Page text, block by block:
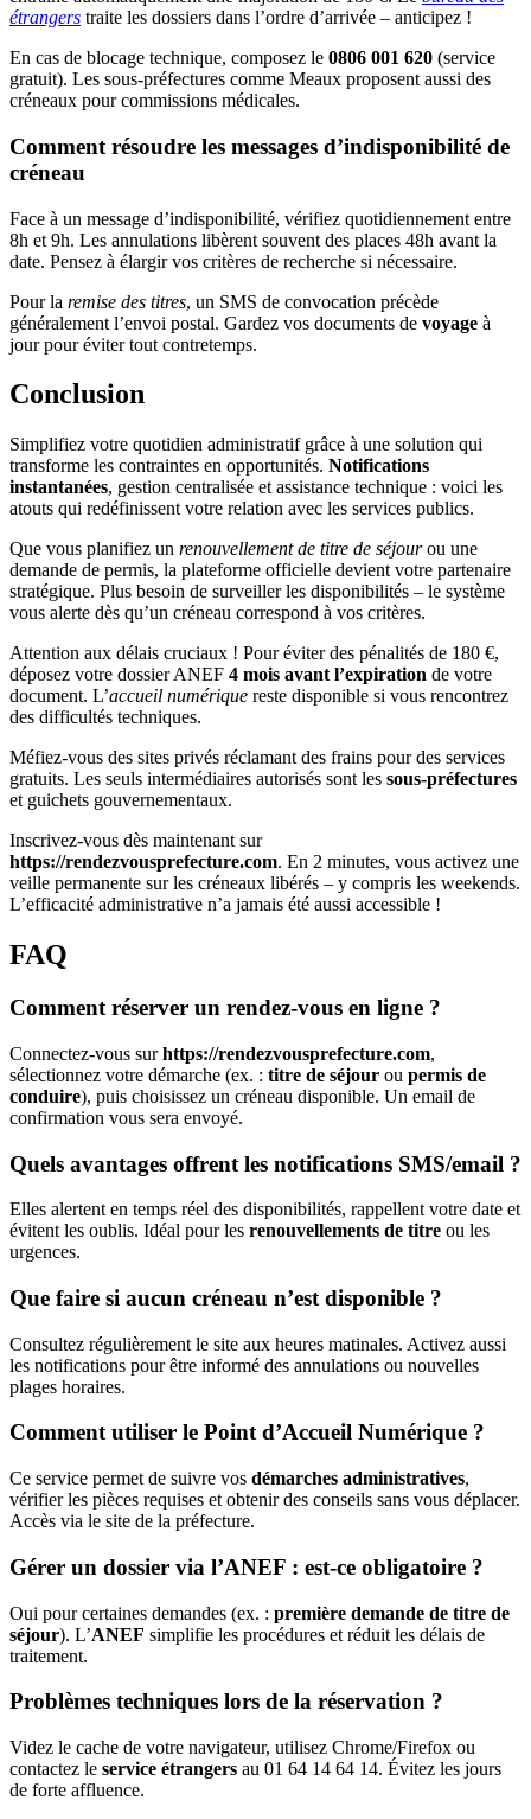
étrangers traite les dossiers dans l’ordre d’arrivée – anticipez !
En cas de blocage technique, composez le 0806 001 620 (service
gratuit). Les sous-préfectures comme Meaux proposent aussi des
créneaux pour commissions médicales.
Comment résoudre les messages d’indisponibilité de
créneau
Face à un message d’indisponibilité, vérifiez quotidiennement entre
8h et 9h. Les annulations libèrent souvent des places 48h avant la
date. Pensez à élargir vos critères de recherche si nécessaire.
Pour la remise des titres, un SMS de convocation précède
généralement l’envoi postal. Gardez vos documents de voyage à
jour pour éviter tout contretemps.
Conclusion
Simplifiez votre quotidien administratif grâce à une solution qui
transforme les contraintes en opportunités. Notifications
instantanées, gestion centralisée et assistance technique : voici les
atouts qui redéfinissent votre relation avec les services publics.
Que vous planifiez un renouvellement de titre de séjourou une
demande de permis, la plateforme officielle devient votre partenaire
stratégique. Plus besoin de surveiller les disponibilités – le système
vous alerte dès qu’un créneau correspond à vos critères.
Attention aux délais cruciaux ! Pour éviter des pénalités de 180 €,
déposez votre dossier ANEF 4 mois avant l’expiration de votre
document. L’accueil numérique reste disponible si vous rencontrez
des difficultés techniques.
Méfiez-vous des sites privés réclamant des frains pour des services
gratuits. Les seuls intermédiaires autorisés sont les sous-préfectures
et guichets gouvernementaux.
Inscrivez-vous dès maintenant sur
https://rendezvousprefecture.com. En 2 minutes, vous activez une
veille permanente sur les créneaux libérés – y compris les weekends.
L’efficacité administrative n’a jamais été aussi accessible !
FAQ
Comment réserver un rendez-vous en ligne ?
Connectez-vous surhttps://rendezvousprefecture.com,
sélectionnez votre démarche (ex. : titre de séjour ou permis de
conduire), puis choisissez un créneau disponible. Un email de
confirmation vous sera envoyé.
Quels avantages offrent les notifications SMS/email ?
Elles alertent en temps réel des disponibilités, rappellent votre date et
évitent les oublis. Idéal pour les renouvellements de titre ou les
urgences.
Que faire si aucun créneau n’est disponible ?
Consultez régulièrement le site aux heures matinales. Activez aussi
les notifications pour être informé des annulations ou nouvelles
plages horaires.
Comment utiliser le Point d’Accueil Numérique ?
Ce service permet de suivre vos démarches administratives,
vérifier les pièces requises et obtenir des conseils sans vous déplacer.
Accès via le site de la préfecture.
Gérer un dossier via l’ANEF : est-ce obligatoire ?
Oui pour certaines demandes (ex. : première demande de titre de
séjour). L’ANEF simplifie les procédures et réduit les délais de
traitement.
Problèmes techniques lors de la réservation ?
Videz le cache de votre navigateur, utilisez Chrome/Firefox ou
contactez le service étrangers au 01 64 14 64 14. Évitez les jours
de forte affluence.